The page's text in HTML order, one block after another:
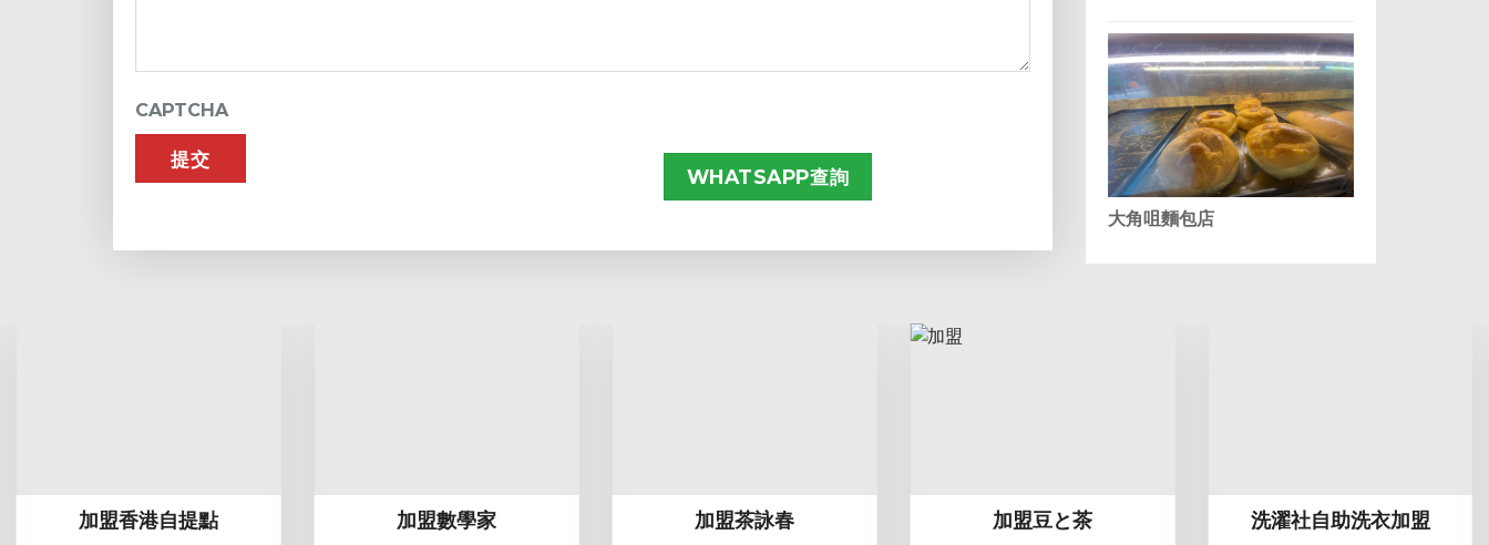
CAPTCHA
WHATSAPP查詢
大角咀麵包店
加盟香港自提點
加盟數學家
加盟茶詠春
加盟豆と茶
洗濯社自助洗衣加盟